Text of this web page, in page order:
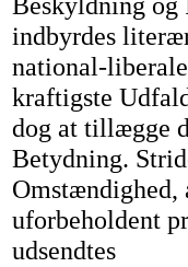
indbyrdes
national-
kraftigste
dog at tillægge
Betydning.
Omstændighed,
uforbeholdent
udsendtes